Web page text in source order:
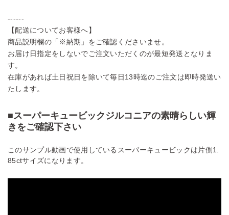
------
【配送についてお客様へ】
商品説明欄の「※納期」をご確認くださいませ。
お届け日指定をしないでご注文いただくのが最短発送となりま
す。
在庫があれば土日祝日を除いて毎日13時迄のご注文は即時発送い
たします。
■スーパーキュービックジルコニアの素晴らしい輝
きをご確認下さい
このサンプル動画で使用しているスーパーキュービックは片側1.
85ctサイズになります。